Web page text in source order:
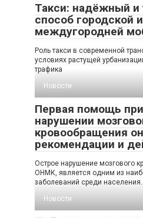
Такси: надёжный и
способ городской и
междугородней
Роль такси в современной
условиях растущей
трафика
Новости
Первая помощь
нарушении
кровообращения
рекомендации и
Острое нарушение мозгового
ОНМК, является одним из
заболеваний среди населения.
Новости